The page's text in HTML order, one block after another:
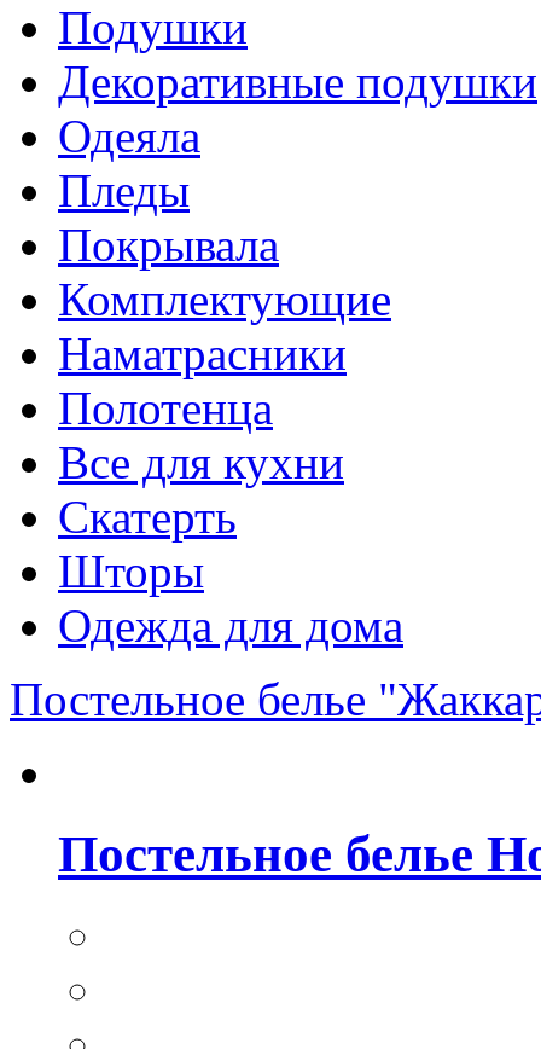
Подушки
Декоративные подушки
Одеяла
Пледы
Покрывала
Комплектующие
Наматрасники
Полотенца
Все для кухни
Скатерть
Шторы
Одежда для дома
Постельное белье
Постельное белье